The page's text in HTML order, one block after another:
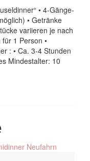
• 4-Gänge-
• Getränke
variieren je nach
1 Person •
: • Ca. 3-4 Stunden
Mindestalter: 10